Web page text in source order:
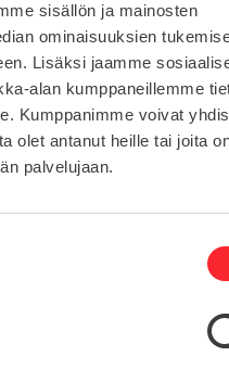
sisällön ja mainosten
ominaisuuksien
Lisäksi jaamme
alan kumppaneillemme
Kumppanimme voivat
olet antanut heille tai joita
palvelujaan.
25
8
32